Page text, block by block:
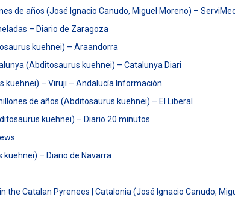
de años (José Ignacio Canudo, Miguel Moreno) –
– Diario de Zaragoza
kuehnei) – Araandorra
(Abditosaurus kuehnei) – Catalunya Diari
kuehnei) – Viruji – Andalucía Información
de años (Abditosaurus kuehnei) – El Liberal
kuehnei) – Diario 20 minutos
– Diario de Navarra
Catalan Pyrenees | Catalonia (José Ignacio Canudo,